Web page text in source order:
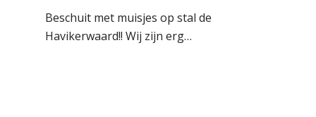
Beschuit met muisjes op stal de
Havikerwaard!! Wij zijn erg…